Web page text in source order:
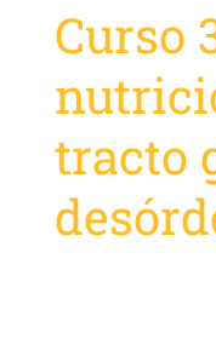
Curso
tracto